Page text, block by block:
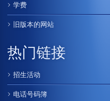
学费
旧版本的网站
热门链接
招生活动
电话号码簿